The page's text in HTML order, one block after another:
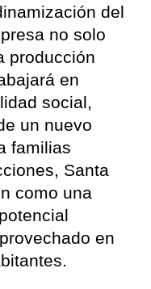
del
no solo
producción
en
social,
un nuevo
familias
Santa
como una
en